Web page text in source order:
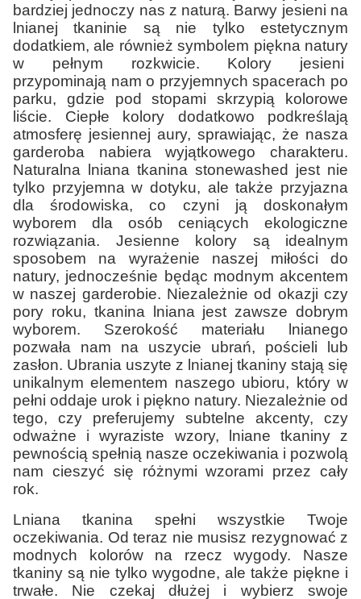
bardziej jednoczy nas z naturą. Barwy jesieni na
lnianej tkaninie są nie tylko estetycznym
dodatkiem, ale również symbolem piękna natury
w pełnym rozkwicie. Kolory jesieni
przypominają nam o przyjemnych spacerach po
parku, gdzie pod stopami skrzypią kolorowe
liście. Ciepłe kolory dodatkowo podkreślają
atmosferę jesiennej aury, sprawiając, że nasza
garderoba nabiera wyjątkowego charakteru.
Naturalna lniana tkanina stonewashed jest nie
tylko przyjemna w dotyku, ale także przyjazna
dla środowiska, co czyni ją doskonałym
wyborem dla osób ceniących ekologiczne
rozwiązania. Jesienne kolory są idealnym
sposobem na wyrażenie naszej miłości do
natury, jednocześnie będąc modnym akcentem
w naszej garderobie. Niezależnie od okazji czy
pory roku, tkanina lniana jest zawsze dobrym
wyborem. Szerokość materiału lnianego
pozwała nam na uszycie ubrań, pościeli lub
zasłon. Ubrania uszyte z lnianej tkaniny stają się
unikalnym elementem naszego ubioru, który w
pełni oddaje urok i piękno natury. Niezależnie od
tego, czy preferujemy subtelne akcenty, czy
odważne i wyraziste wzory, lniane tkaniny z
pewnością spełnią nasze oczekiwania i pozwolą
nam cieszyć się różnymi wzorami przez cały
rok.
Lniana tkanina spełni wszystkie Twoje
oczekiwania. Od teraz nie musisz rezygnować z
modnych kolorów na rzecz wygody. Nasze
tkaniny są nie tylko wygodne, ale także piękne i
trwałe. Nie czekaj dłużej i wybierz swoje